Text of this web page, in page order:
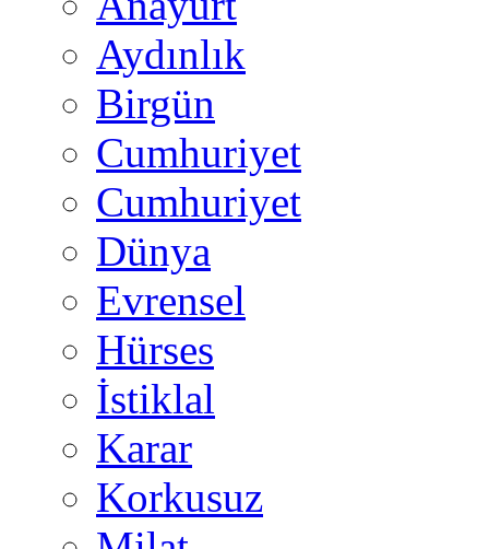
Aydınlık
Birgün
Cumhuriyet
Cumhuriyet
Dünya
Evrensel
Hürses
İstiklal
Karar
Korkusuz